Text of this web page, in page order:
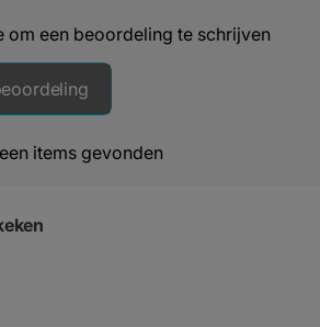
om een beoordeling te schrijven
items gevonden